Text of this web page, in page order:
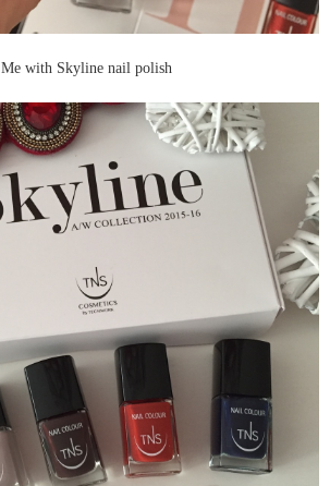
Me with Skyline nail polish